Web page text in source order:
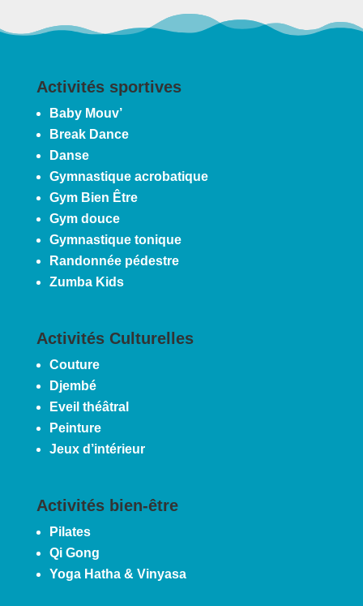
Activités sportives
Baby Mouv’
Break Dance
Danse
Gymnastique acrobatique
Gym Bien Être
Gym douce
Gymnastique tonique
Randonnée pédestre
Zumba Kids
Activités Culturelles
Couture
Djembé
Eveil théâtral
Peinture
Jeux d’intérieur
Activités bien-être
Pilates
Qi Gong
Yoga Hatha & Vinyasa